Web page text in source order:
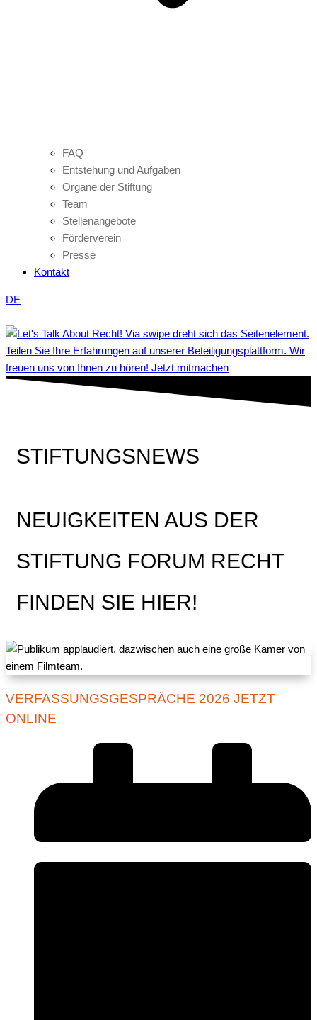
FAQ
Entstehung und Aufgaben
Organe der Stiftung
Team
Stellenangebote
Förderverein
Presse
Kontakt
DE
Teilen Sie Ihre Erfahrungen auf unserer Beteiligungsplattform. Wir
freuen uns von Ihnen zu hören! Jetzt mitmachen
STIFTUNGSNEWS
NEUIGKEITEN AUS DER
STIFTUNG FORUM RECHT
FINDEN SIE HIER!
VERFASSUNGSGESPRÄCHE 2026 JETZT
ONLINE